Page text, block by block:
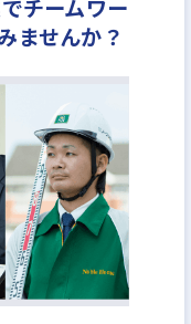
チームワー
ませんか？